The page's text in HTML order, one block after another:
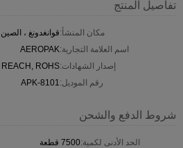
تفاصيل المنتج
مكان المنشأ:قوانغدونغ ، الصين
اسم العلامة التجارية:AEROPAK
إصدار الشهادات:ROHS
رقم الموديل:APK-8101
شروط الدفع والشحن
الحد الأدنى لكمية:7500 قطعة